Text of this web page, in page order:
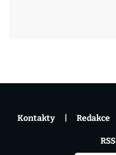
Kontakty Redakce
RSS